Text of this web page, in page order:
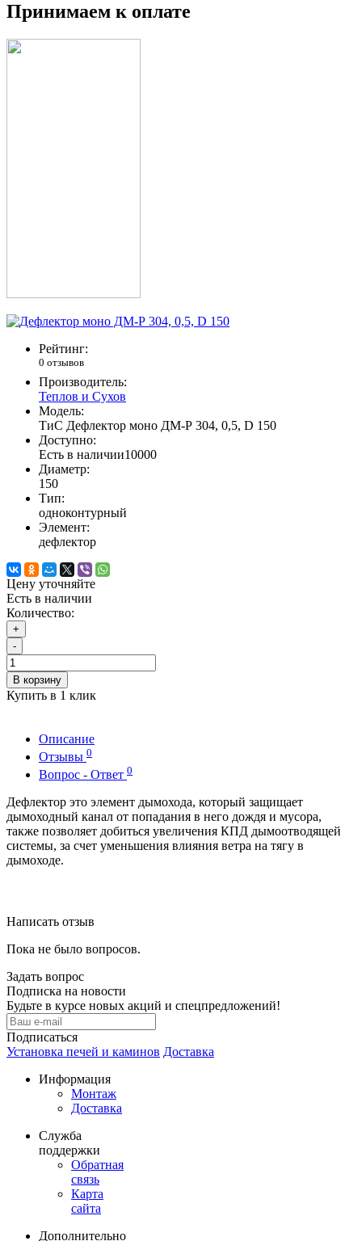
Принимаем к оплате
Рейтинг:
0 отзывов
Производитель:
Теплов и Сухов
Модель:
ТиС Дефлектор моно ДМ-Р 304, 0,5, D 150
Доступно:
Есть в наличии10000
Диаметр:
150
Тип:
одноконтурный
Элемент:
дефлектор
Цену уточняйте
Есть в наличии
Количество:
+
-
В корзину
Купить в 1 клик
Описание
Отзывы 0
Вопрос - Ответ 0
Дефлектор это элемент дымохода, который защищает
дымоходный канал от попадания в него дождя и мусора,
также позволяет добиться увеличения КПД дымоотводящей
системы, за счет уменьшения влияния ветра на тягу в
дымоходе.
Написать отзыв
Пока не было вопросов.
Задать вопрос
Подписка на новости
Будьте в курсе новых акций и спецпредложений!
Подписаться
Установка печей и каминов Доставка
Информация
Монтаж
Доставка
Служба
поддержки
Обратная
связь
Карта
сайта
Дополнительно